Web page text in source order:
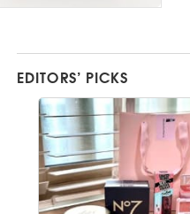
EDITORS’ PICKS